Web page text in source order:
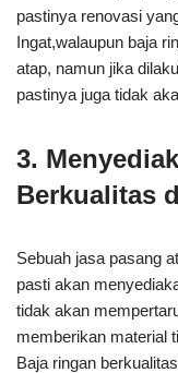
pastinya renovasi
Ingat,walaupun baja
atap, namun jika
pastinya juga tidak
3.
Berkualitas
Sebuah jasa pasang
pasti akan
tidak akan
memberikan material
Baja ringan